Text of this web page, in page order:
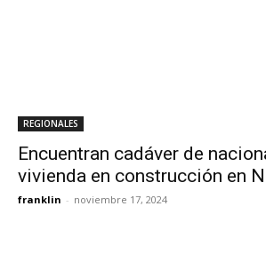
REGIONALES
Encuentran cadáver de
vivienda en construcción en
franklin - noviembre 17, 2024